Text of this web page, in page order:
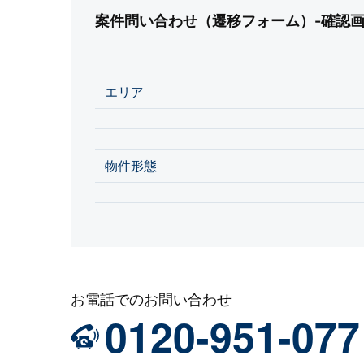
案件問い合わせ（遷移フォーム）-確認
エリア
物件形態
お電話でのお問い合わせ
0120-951-077